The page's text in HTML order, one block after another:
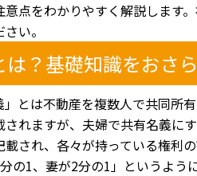
点をわかりやすく解説します
い。
は？基礎知識をおさ
」とは不動産を複数人で共同所
されますが、夫婦で共有名義
され、各々が持っている権利
の1、妻が2分の1」というよ